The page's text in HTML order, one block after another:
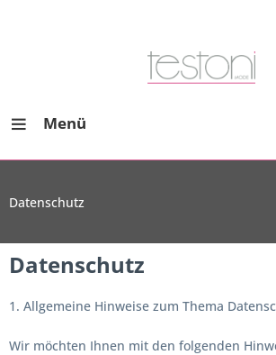
Menü
Datenschutz
Datenschutz
1. Allgemeine Hinweise zum Thema
Wir möchten Ihnen mit den folgenden